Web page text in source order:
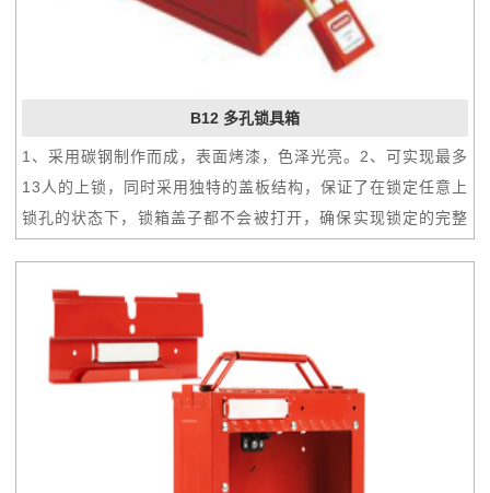
B12 多孔锁具箱
1、采用碳钢制作而成，表面烤漆，色泽光亮。2、可实现最多
13人的上锁，同时采用独特的盖板结构，保证了在锁定任意上
锁孔的状态下，锁箱盖子都不会被打开，确保实现锁定的完整